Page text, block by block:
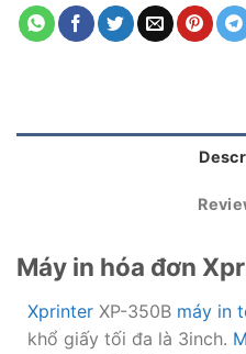
Máy in hóa đơn
Xprinter XP-350B máy in
khổ giấy tối đa là 3inch.